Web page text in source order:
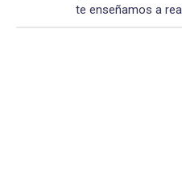
te enseñamos a